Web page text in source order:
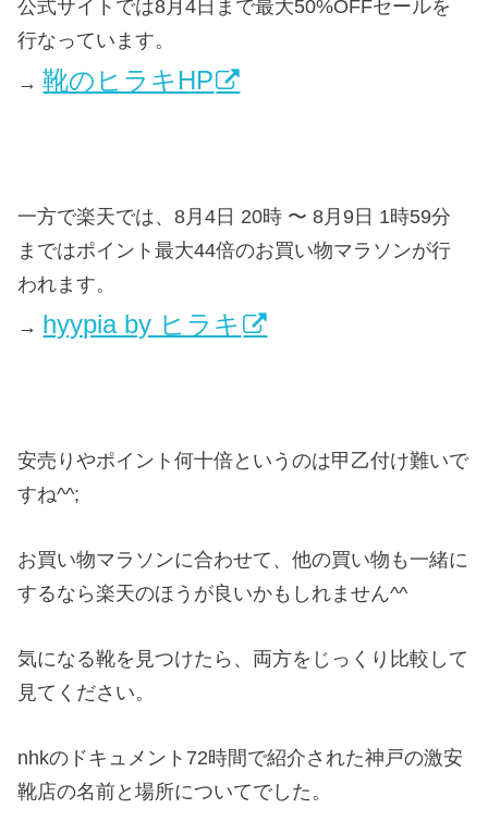
公式サイトでは8月4日まで最大50%OFFセールを
行なっています。
→靴のヒラキHP
一方で楽天では、8月4日 20時 〜 8月9日 1時59分
まではポイント最大44倍のお買い物マラソンが行
われます。
→ hyypia by ヒラキ
安売りやポイント何十倍というのは甲乙付け難いで
すね^^;
お買い物マラソンに合わせて、他の買い物も一緒に
するなら楽天のほうが良いかもしれません^^
気になる靴を見つけたら、両方をじっくり比較して
見てください。
nhkのドキュメント72時間で紹介された神戸の激安
靴店の名前と場所についてでした。